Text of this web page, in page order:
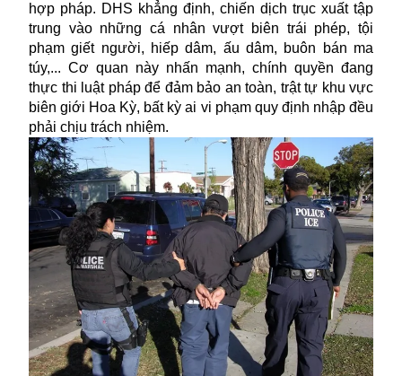
hợp pháp. DHS khẳng định, chiến dịch trục xuất tập
trung vào những cá nhân vượt biên trái phép, tội
phạm giết người, hiếp dâm, ấu dâm, buôn bán ma
túy,... Cơ quan này nhấn mạnh, chính quyền đang
thực thi luật pháp để đảm bảo an toàn, trật tự khu vực
biên giới Hoa Kỳ, bất kỳ ai vi phạm quy định nhập đều
phải chịu trách nhiệm.